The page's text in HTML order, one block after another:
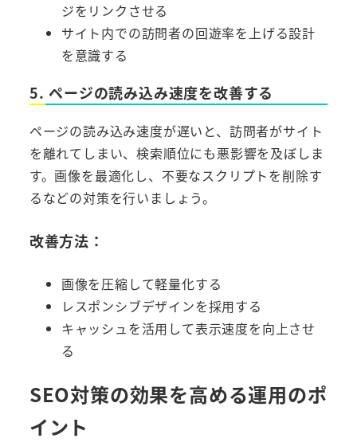
ジをリンクさせる
サイト内での訪問者の回遊率を上げる設計
を意識する
5. ページの読み込み速度を改善する
ページの読み込み速度が遅いと、訪問者がサイト
を離れてしまい、検索順位にも悪影響を及ぼしま
す。画像を最適化し、不要なスクリプトを削除す
るなどの対策を行いましょう。
改善方法：
画像を圧縮して軽量化する
レスポンシブデザインを採用する
キャッシュを活用して表示速度を向上させ
る
SEO対策の効果を高める運用のポ
イント